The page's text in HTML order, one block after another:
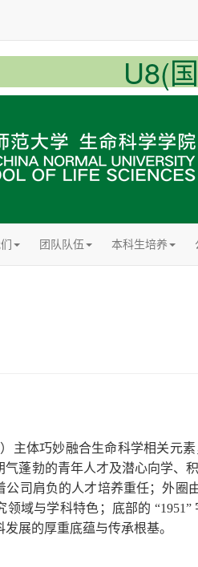
U8(
团队队伍 本科生培养
主体巧妙融合生命科学相关元
气蓬勃的青年人才及潜心向学、
公司肩负的人才培养重任；外圈
领域与学科特色；底部的
展的厚重底蕴与传承根基。